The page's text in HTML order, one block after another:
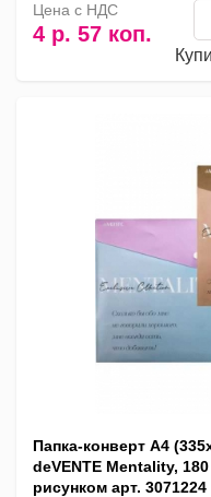
Цена с НДС
4 р. 57 коп.
Папка-конверт А4
deVENTE Mentality,
рисунком арт. 3071224